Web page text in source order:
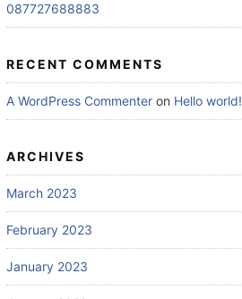
087727688883
RECENT COMMENTS
A WordPress Commenter on Hello world!
ARCHIVES
March 2023
February 2023
January 2023